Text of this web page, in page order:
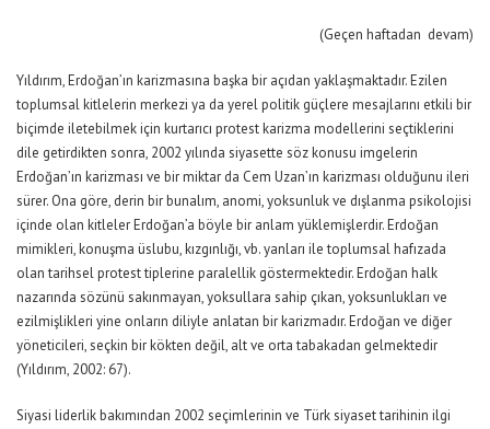
(Geçen haftadan devam)
Yıldırım, Erdoğan’ın karizmasına başka bir açıdan yaklaşmaktadır. Ezilen
toplumsal kitlelerin merkezi ya da yerel politik güçlere mesajlarını etkili bir
biçimde iletebilmek için kurtarıcı protest karizma modellerini seçtiklerini
dile getirdikten sonra, 2002 yılında siyasette söz konusu imgelerin
Erdoğan’ın karizması ve bir miktar da Cem Uzan’ın karizması olduğunu ileri
sürer. Ona göre, derin bir bunalım, anomi, yoksunluk ve dışlanma psikolojisi
içinde olan kitleler Erdoğan’a böyle bir anlam yüklemişlerdir. Erdoğan
mimikleri, konuşma üslubu, kızgınlığı, vb. yanları ile toplumsal hafızada
olan tarihsel protest tiplerine paralellik göstermektedir. Erdoğan halk
nazarında sözünü sakınmayan, yoksullara sahip çıkan, yoksunlukları ve
ezilmişlikleri yine onların diliyle anlatan bir karizmadır. Erdoğan ve diğer
yöneticileri, seçkin bir kökten değil, alt ve orta tabakadan gelmektedir
(Yıldırım, 2002: 67).
Siyasi liderlik bakımından 2002 seçimlerinin ve Türk siyaset tarihinin ilgi